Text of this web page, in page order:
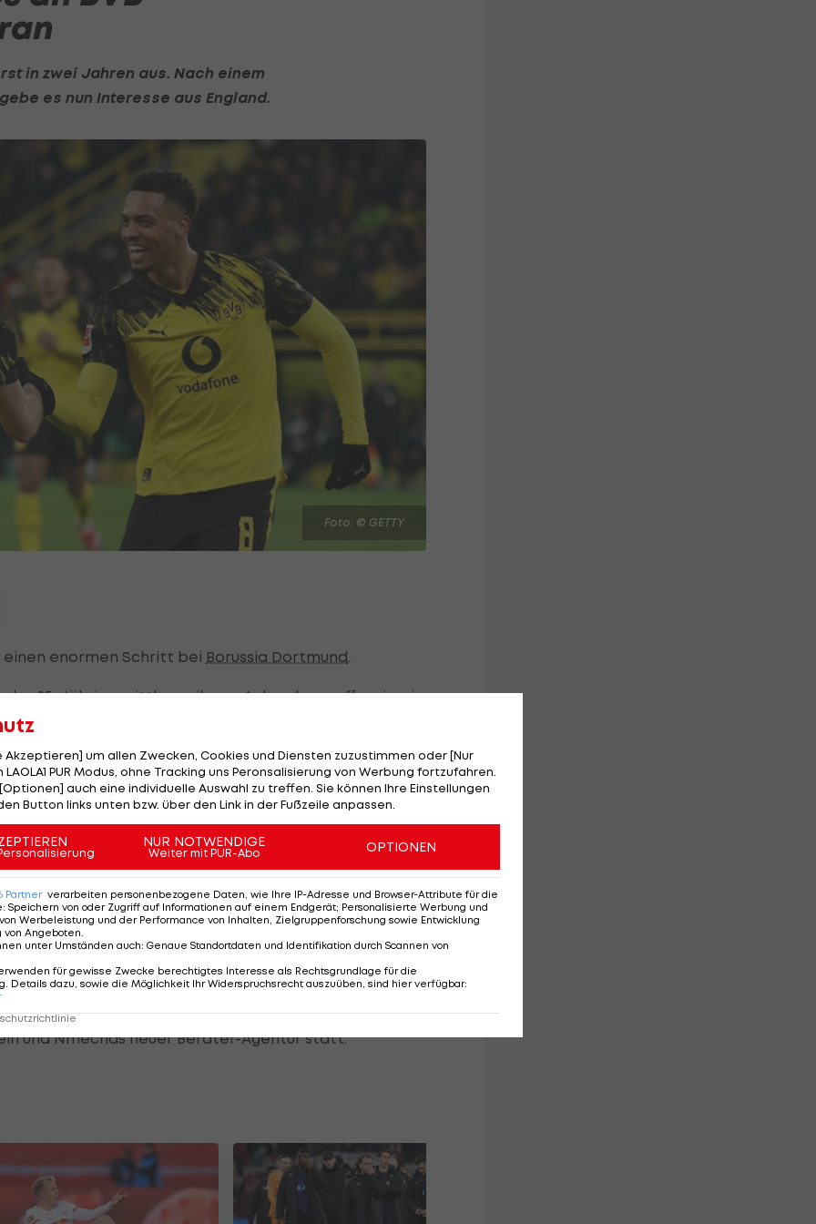
in zwei Jahren aus. Nach einem
es nun Interesse aus England.
Foto: © GETTY
einen enormen Schritt bei Borussia Dortmund.
25-Jährige mittlerweile zur Achse, kann offensiv wie
Wochen war Nmecha im Mittelfeld-Duo mit
zweier Premier-League-Klubs gerückt sein, wie
derFC Chelseasollen ihn seit Monaten beobachten.
dem Bericht fordere Dortmund mehr als das
Millionen Euro) für den Mittelfeldspieler, der noch
Doppelstaatsbürger verlängern wollen. Demnach
und Nmechas neuer Berater-Agentur statt.
Akzeptieren] um allen Zwecken, Cookies und Diensten zuzustimmen oder [Nur
PUR Modus, ohne Tracking uns Peronsalisierung von Werbung fortzufahren.
auch eine individuelle Auswahl zu treffen. Sie können Ihre Einstellungen
Button links unten bzw. über den Link in der Fußzeile anpassen.
NUR NOTWENDIGE
Weiter mit PUR-Abo OPTIONEN
Partner verarbeiten personenbezogene Daten, wie Ihre IP-Adresse und Browser-Attribute für die
: Speichern von oder Zugriff auf Informationen auf einem Endgerät; Personalisierte Werbung und
Werbeleistung und der Performance von Inhalten, Zielgruppenforschung sowie Entwicklung
von Angeboten.
unter Umständen auch: Genaue Standortdaten und Identifikation durch Scannen von
für gewisse Zwecke berechtigtes Interesse als Rechtsgrundlage für die
Details dazu, sowie die Möglichkeit Ihr Widerspruchsrecht auszuüben, sind hier verfügbar: